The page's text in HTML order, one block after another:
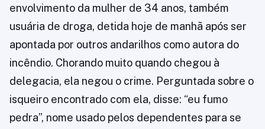
envolvimento da mulher de 34 anos, também
usuária de droga, detida hoje de manhã após ser
apontada por outros andarilhos como autora do
incêndio. Chorando muito quando chegou à
delegacia, ela negou o crime. Perguntada sobre o
isqueiro encontrado com ela, disse: “eu fumo
pedra”, nome usado pelos dependentes para se